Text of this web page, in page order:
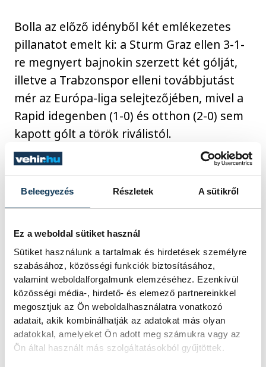
Beleegyezés Részletek A sütikről
Ez a weboldal sütiket használ
Sütiket használunk a tartalmak és hirdetések személyre
szabásához, közösségi funkciók biztosításához,
valamint weboldalforgalmunk elemzéséhez. Ezenkívül
közösségi média-, hirdető- és elemező partnereinkkel
megosztjuk az Ön weboldalhasználatra vonatkozó
adatait, akik kombinálhatják az adatokat más olyan
adatokkal, amelyeket Ön adott meg számukra vagy az
Ön által használt más szolgáltatásokból gyűjtöttek.
Bolla az előző idényből két emlékezetes
pillanatot emelt ki: a Sturm Graz ellen 3-1-
re megnyert bajnokin szerzett két gólját,
illetve a Trabzonspor elleni továbbjutást
mér az Európa-liga selejtezőjében, mivel a
Rapid idegenben (1-0) és otthon (2-0) sem
kapott gólt a török riválistól.
Nem az a célunk, hogy
hanem hogy kijussunk a
világbajnokságra. Nem lesz
egyszerű, de a csapat
sokszor megmutatta már,
hogy erősebb válogatott
ellen is képes meglepetést
szerezni, úgyhogy
szeretnénk bizonyítani az